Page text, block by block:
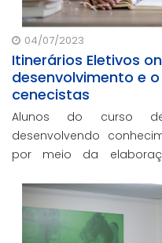
04/07/2023
Itinerários Eletivos
desenvolvimento e
cenecistas
Alunos do curso
desenvolvendo
por meio da